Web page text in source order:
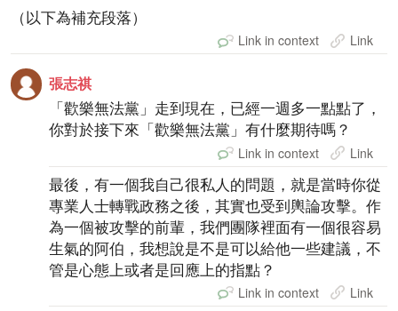
（以下為補充段落）
Link in context Link
張志祺
「歡樂無法黨」走到現在，已經一週多一點點了，
你對於接下來「歡樂無法黨」有什麼期待嗎？
Link in context Link
最後，有一個我自己很私人的問題，就是當時你從
專業人士轉戰政務之後，其實也受到輿論攻擊。作
為一個被攻擊的前輩，我們團隊裡面有一個很容易
生氣的阿伯，我想說是不是可以給他一些建議，不
管是心態上或者是回應上的指點？
Link in context Link